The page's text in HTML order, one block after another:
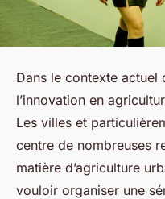
Dans le contexte actuel
l’innovation en
Les villes et
centre de nombreuses
matière d’agriculture
vouloir organiser une